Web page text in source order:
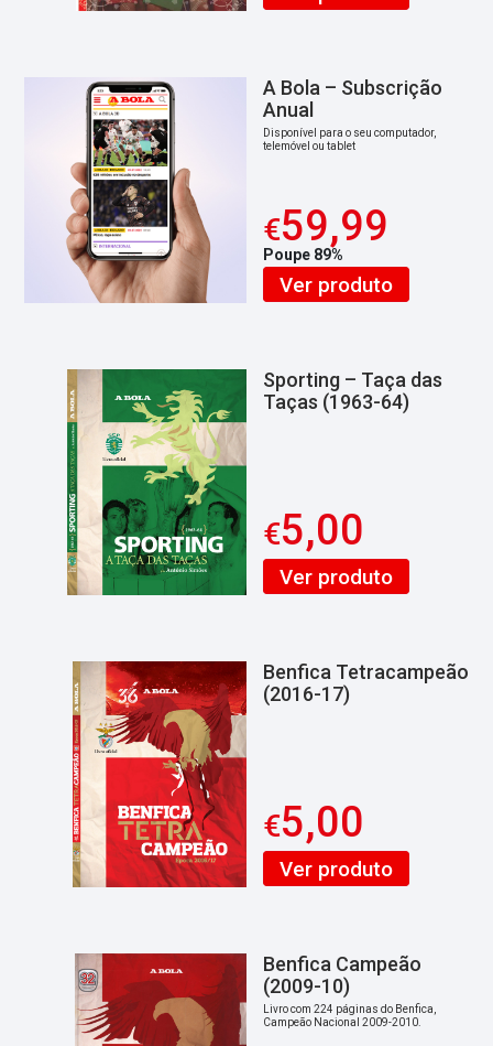
A Bola – Subscrição
Anual
Disponível para o seu computador,
telemóvel ou tablet
€59,99
Poupe 89%
Ver produto
Sporting – Taça das
Taças (1963-64)
€5,00
Ver produto
Benfica Tetracampeão
(2016-17)
€5,00
Ver produto
Benfica Campeão
(2009-10)
Livro com 224 páginas do Benfica,
Campeão Nacional 2009-2010.